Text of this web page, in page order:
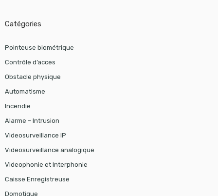
Catégories
Pointeuse biométrique
Contrôle d’acces
Obstacle physique
Automatisme
Incendie
Alarme – Intrusion
Videosurveillance IP
Videosurveillance analogique
Videophonie et Interphonie
Caisse Enregistreuse
Domotique